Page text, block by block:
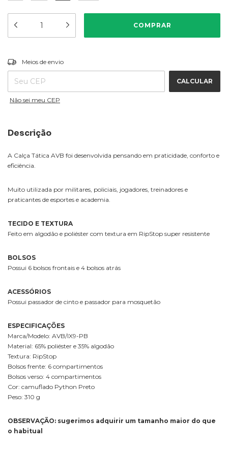
Entregas para o CEP:
Meios de envio
CALCULAR
Não sei meu CEP
Descrição
A Calça Tática AVB foi desenvolvida pensando em praticidade, conforto e
eficiência.
Muito utilizada por militares, policiais, jogadores, treinadores e
praticantes de esportes e academia.
TECIDO E TEXTURA
Feito em algodão e poliéster com textura em RipStop super resistente
BOLSOS
Possui 6 bolsos frontais e 4 bolsos atrás
ACESSÓRIOS
Possui passador de cinto e passador para mosquetão
ESPECIFICAÇÕES
Marca/Modelo: AVB/IX9-PB
Material: 65% poliéster e 35% algodão
Textura: RipStop
Bolsos frente: 6 compartimentos
Bolsos verso: 4 compartimentos
Cor: camuflado Python Preto
Peso: 310 g
OBSERVAÇÃO: sugerimos adquirir um tamanho maior do que
o habitual